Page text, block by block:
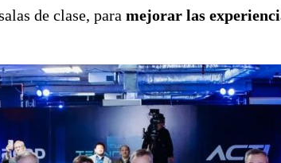
de clase, para mejorar las